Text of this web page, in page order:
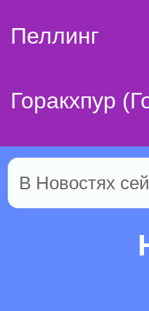
Пеллинг
Горакхпур
В Новостях